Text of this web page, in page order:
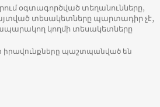
օգտագործված տեղանունները,
տեսակետները պարտադիր չէ,
կողմի տեսակետները
իրավունքները պաշտպանված են